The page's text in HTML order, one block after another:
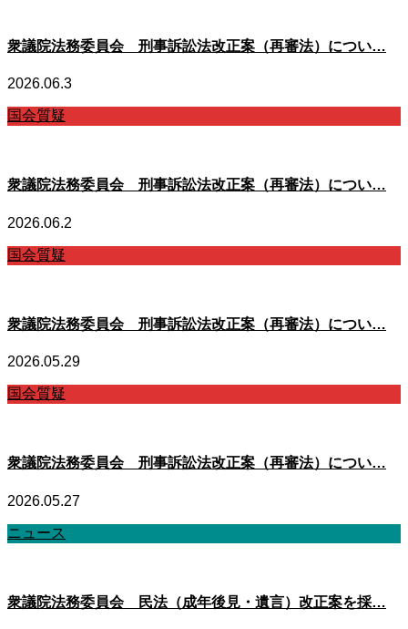
衆議院法務委員会 刑事訴訟法改正案（再審法）につい…
2026.06.3
国会質疑
衆議院法務委員会 刑事訴訟法改正案（再審法）につい…
2026.06.2
国会質疑
衆議院法務委員会 刑事訴訟法改正案（再審法）につい…
2026.05.29
国会質疑
衆議院法務委員会 刑事訴訟法改正案（再審法）につい…
2026.05.27
ニュース
衆議院法務委員会 民法（成年後見・遺言）改正案を採…